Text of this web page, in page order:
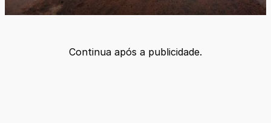
Continua após a publicidade.